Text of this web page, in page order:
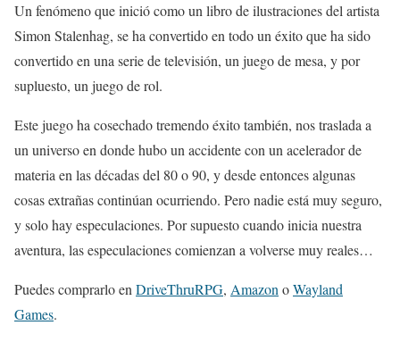
Un fenómeno que inició como un libro de ilustraciones del artista
Simon Stalenhag, se ha convertido en todo un éxito que ha sido
convertido en una serie de televisión, un juego de mesa, y por
supluesto, un juego de rol.
Este juego ha cosechado tremendo éxito también, nos traslada a
un universo en donde hubo un accidente con un acelerador de
materia en las décadas del 80 o 90, y desde entonces algunas
cosas extrañas continúan ocurriendo. Pero nadie está muy seguro,
y solo hay especulaciones. Por supuesto cuando inicia nuestra
aventura, las especulaciones comienzan a volverse muy reales…
Puedes comprarlo en DriveThruRPG, Amazon oWayland
Games.